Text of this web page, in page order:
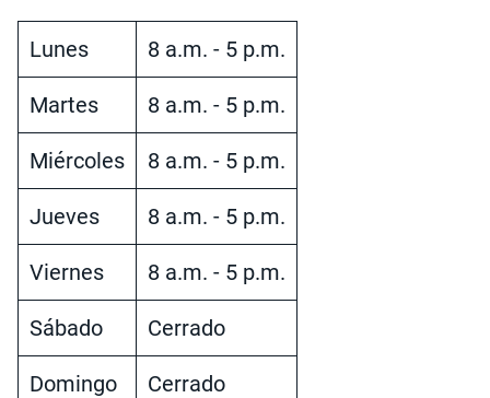
Lunes 8 a.m. - 5 p.m.
Martes 8 a.m. - 5 p.m.
Miércoles 8 a.m. - 5 p.m.
Jueves 8 a.m. - 5 p.m.
Viernes 8 a.m. - 5 p.m.
Sábado Cerrado
Domingo
Cerrado